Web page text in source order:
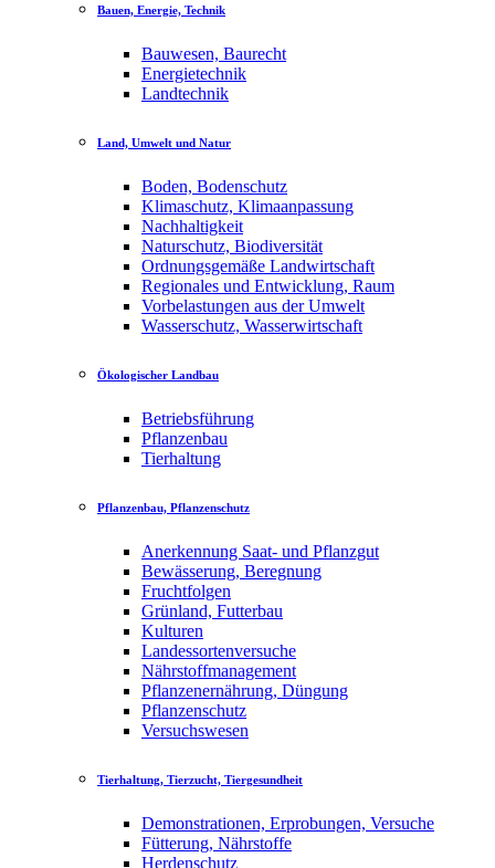
Bauen, Energie, Technik
Bauwesen, Baurecht
Energietechnik
Landtechnik
Land, Umwelt und Natur
Boden, Bodenschutz
Klimaschutz, Klimaanpassung
Nachhaltigkeit
Naturschutz, Biodiversität
Ordnungsgemäße Landwirtschaft
Regionales und Entwicklung, Raum
Vorbelastungen aus der Umwelt
Wasserschutz, Wasserwirtschaft
Ökologischer Landbau
Betriebsführung
Pflanzenbau
Tierhaltung
Pflanzenbau, Pflanzenschutz
Anerkennung Saat- und Pflanzgut
Bewässerung, Beregnung
Fruchtfolgen
Grünland, Futterbau
Kulturen
Landessortenversuche
Nährstoffmanagement
Pflanzenernährung, Düngung
Pflanzenschutz
Versuchswesen
Tierhaltung, Tierzucht, Tiergesundheit
Demonstrationen, Erprobungen, Versuche
Fütterung, Nährstoffe
Herdenschutz